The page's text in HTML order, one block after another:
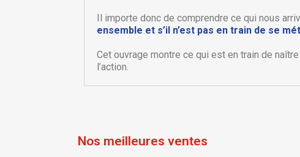
d'envies.
Il importe donc de comprendre ce qui nous
ensemble et s’il n’est pas en train de se
Cet ouvrage montre ce qui est en train de
l’action.
Nos meilleures ventes